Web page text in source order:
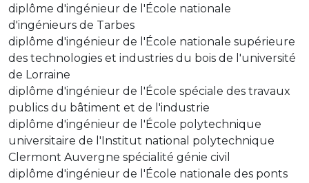
diplôme d'ingénieur de l'École nationale
d'ingénieurs de Tarbes
diplôme d'ingénieur de l'École nationale supérieure
des technologies et industries du bois de l'université
de Lorraine
diplôme d'ingénieur de l'École spéciale des travaux
publics du bâtiment et de l'industrie
diplôme d'ingénieur de l'École polytechnique
universitaire de l'Institut national polytechnique
Clermont Auvergne spécialité génie civil
diplôme d'ingénieur de l'École nationale des ponts